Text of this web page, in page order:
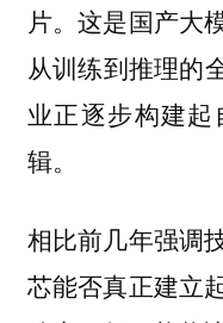
片。这是国产大
从训练到推理的
业正逐步构建
辑。
相比前几年强调
芯能否真正建立